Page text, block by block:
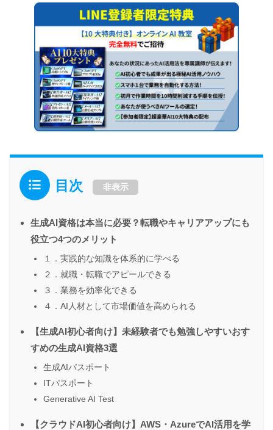
目次 非表示
生成AI資格は本当に必要？転職やキャリアアップにも
役立つ4つのメリット
１．実践的な知識を体系的に学べる
２．就職・転職でアピールできる
３．業務を効率化できる
４．AI人材として市場価値を高められる
【生成AI初心者向け】未経験者でも勉強しやすいおす
すめの生成AI資格3選
生成AIパスポート
ITパスポート
Generative AI Test
【クラウドAI初心者向け】AWS・AzureでAI活用を学